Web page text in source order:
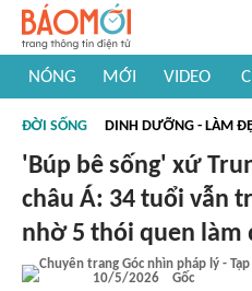
NÓNG MỚI VIDEO
#Khám phá thế giới
ĐỜI SỐNG DINH DƯỠNG - LÀM
'Búp bê sống' xứ
châu Á: 34 tuổi vẫn
nhờ 5 thói quen làm
10/5/2026 Gốc